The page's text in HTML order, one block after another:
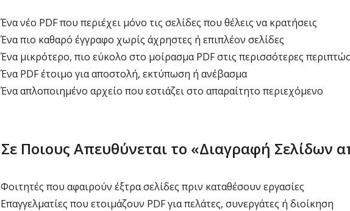
Ένα νέο PDF που περιέχει μόνο τις σελίδες που θέλεις να κρατήσεις
Ένα πιο καθαρό έγγραφο χωρίς άχρηστες ή επιπλέον σελίδες
Ένα μικρότερο, πιο εύκολο στο μοίρασμα PDF στις περισσότερες
Ένα PDF έτοιμο για αποστολή, εκτύπωση ή ανέβασμα
Ένα απλοποιημένο αρχείο που εστιάζει στο απαραίτητο περιεχόμενο
Σε Ποιους Απευθύνεται το «Διαγραφή Σελίδων
Φοιτητές που αφαιρούν έξτρα σελίδες πριν καταθέσουν εργασίες
Επαγγελματίες που ετοιμάζουν PDF για πελάτες, συνεργάτες ή διοίκηση